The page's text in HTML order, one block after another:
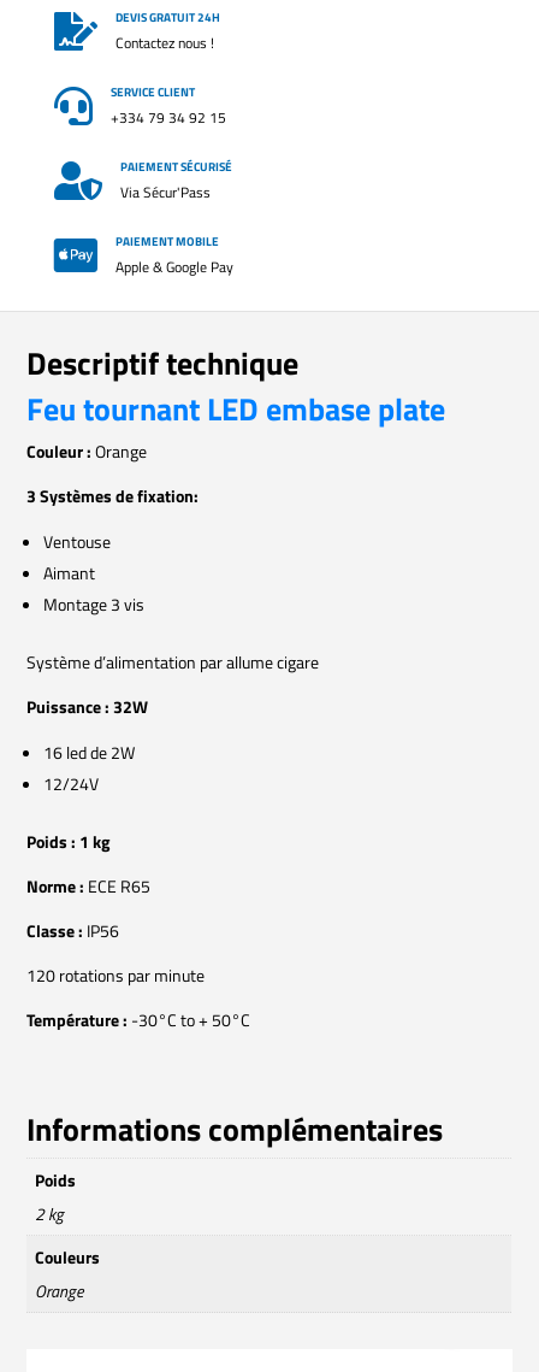
 DEVIS GRATUIT 24H
Contactez nous !
 SERVICE CLIENT
+334 79 34 92 15
 PAIEMENT SÉCURISÉ
Via Sécur'Pass
 PAIEMENT MOBILE
Apple & Google Pay
Descriptif technique
Feu tournant LED embase plate
Couleur :Orange
3 Systèmes de fixation:
Ventouse
Aimant
Montage 3 vis
Système d’alimentation par allume cigare
Puissance : 32W
16 led de 2W
12/24V
Poids : 1 kg
Norme : ECE R65
Classe : IP56
120 rotations par minute
Température : -30°C to + 50°C
Informations complémentaires
Poids
2 kg
Couleurs
Orange